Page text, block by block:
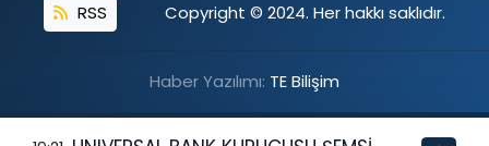
RSS Copyright © 2024. Her hakkı saklıdır.
Haber Yazılımı: TE Bilişim